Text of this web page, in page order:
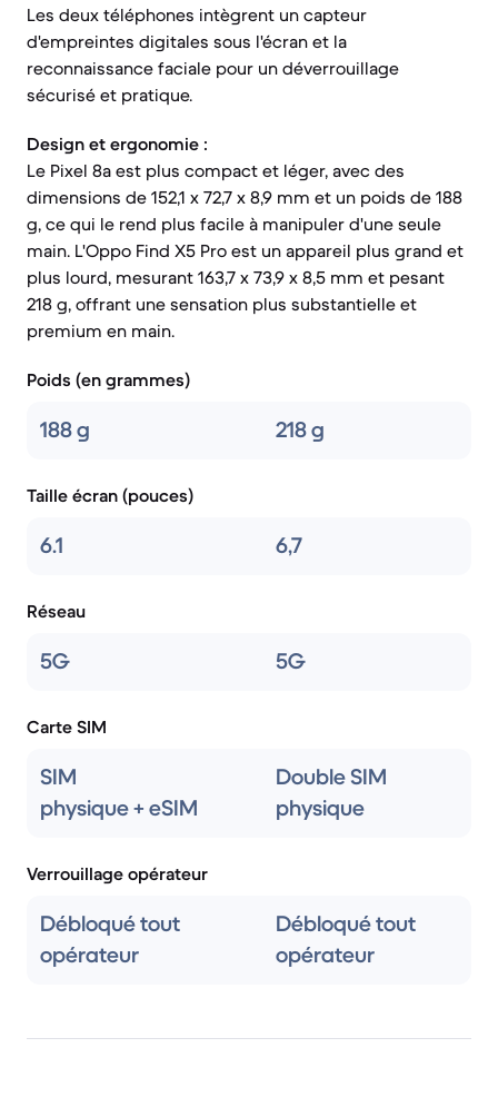
Les deux téléphones intègrent un capteur
d'empreintes digitales sous l'écran et la
reconnaissance faciale pour un déverrouillage
sécurisé et pratique.
Design et ergonomie :
Le Pixel 8a est plus compact et léger, avec des
dimensions de 152,1 x 72,7 x 8,9 mm et un poids de 188
g, ce qui le rend plus facile à manipuler d'une seule
main. L'Oppo Find X5 Pro est un appareil plus grand et
plus lourd, mesurant 163,7 x 73,9 x 8,5 mm et pesant
218 g, offrant une sensation plus substantielle et
premium en main.
Poids (en grammes)
188 g 218 g
Taille écran (pouces)
6.1 6,7
Réseau
5G 5G
Carte SIM
SIM
physique + eSIM
Double SIM
physique
Verrouillage opérateur
Débloqué tout
opérateur
Débloqué tout
opérateur